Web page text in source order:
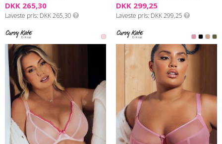
DKK 265,30
Laveste pris DKK 265,30
DKK 299,25
Laveste pris DKK 299,25